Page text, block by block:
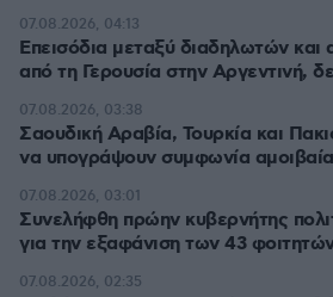
Επεισόδια μεταξύ διαδηλωτών
από τη Γερουσία στην Αργεντινή,
07.08.2026, 04:13
Σαουδική Αραβία, Τουρκία και
να υπογράψουν συμφωνία
07.08.2026, 03:38
Συνελήφθη πρώην κυβερνήτης
για την εξαφάνιση των 43
07.08.2026, 03:01
07.08.2026, 02:35